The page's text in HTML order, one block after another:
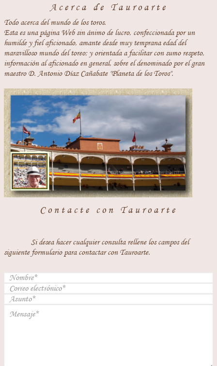
Acerca de Tauroarte
Todo acerca del mundo de los toros.
Esta es una página Web sin ánimo de lucro, confeccionada por un
humilde y fiel aficionado, amante desde muy temprana edad del
maravilloso mundo del toreo; y orientada a facilitar con sumo respeto,
información al aficionado en general, sobre el denominado por el gran
maestro D. Antonio Díaz Cañabate "Planeta de los Toros".
Contacte con Tauroarte
Si desea hacer cualquier consulta rellene los campos del
siguiente formulario para contactar con Tauroarte.